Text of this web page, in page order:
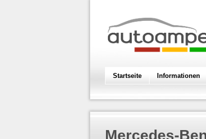
Startseite Informationen
Mercedes-